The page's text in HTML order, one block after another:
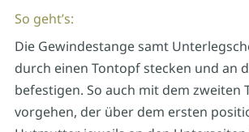
So geht’s:
Die Gewindestange samt
durch einen Tontopf stecken und an
befestigen. So auch mit dem zweiten
vorgehen, der über dem ersten